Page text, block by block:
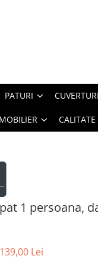
PATURI CUVERTURI
MOBILIER CALITATE
1 persoana,
139,00 Lei